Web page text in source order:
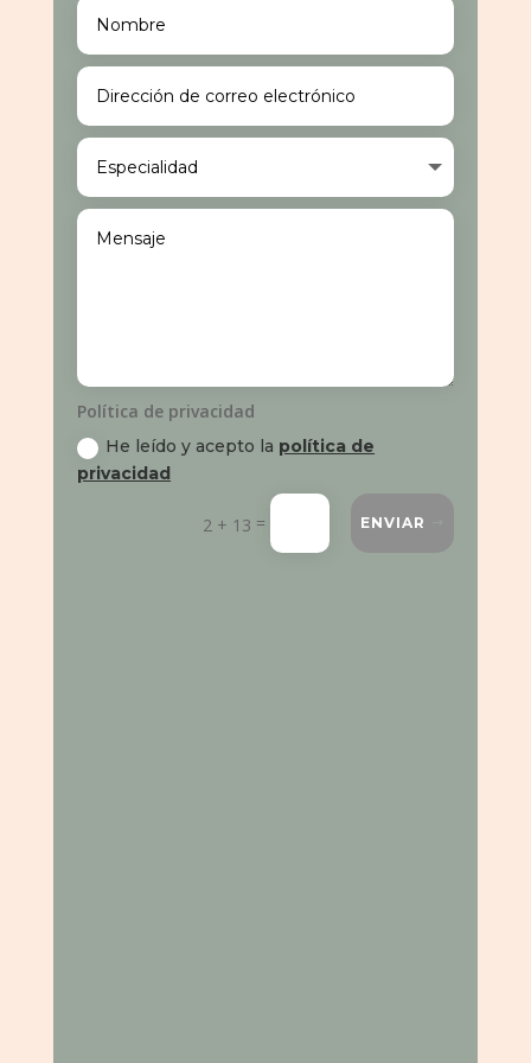
Política de privacidad
He leído y acepto la política de
privacidad
2 + 13 = ENVIAR